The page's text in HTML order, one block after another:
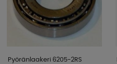
Pyöränlaakeri 6205-2RS